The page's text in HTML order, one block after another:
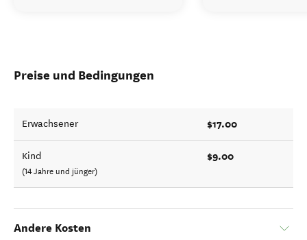
Preise und Bedingungen
Erwachsener $17.00
Kind
(14 Jahre und jünger)
$9.00
Andere Kosten